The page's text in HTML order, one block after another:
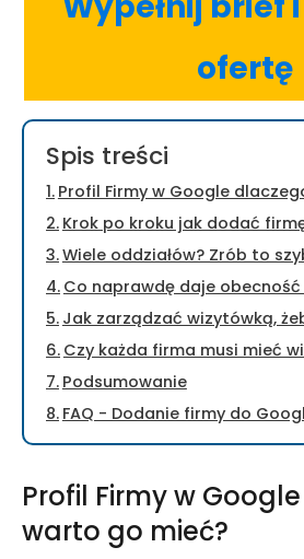
ofertę
Spis treści
Profil Firmy w Google
Krok po kroku jak dodać
Wiele oddziałów? Zrób to
Co naprawdę daje obecność
Jak zarządzać wizytówką,
Czy każda firma musi mieć
Podsumowanie
FAQ - Dodanie firmy do
Profil Firmy w
warto go mieć?